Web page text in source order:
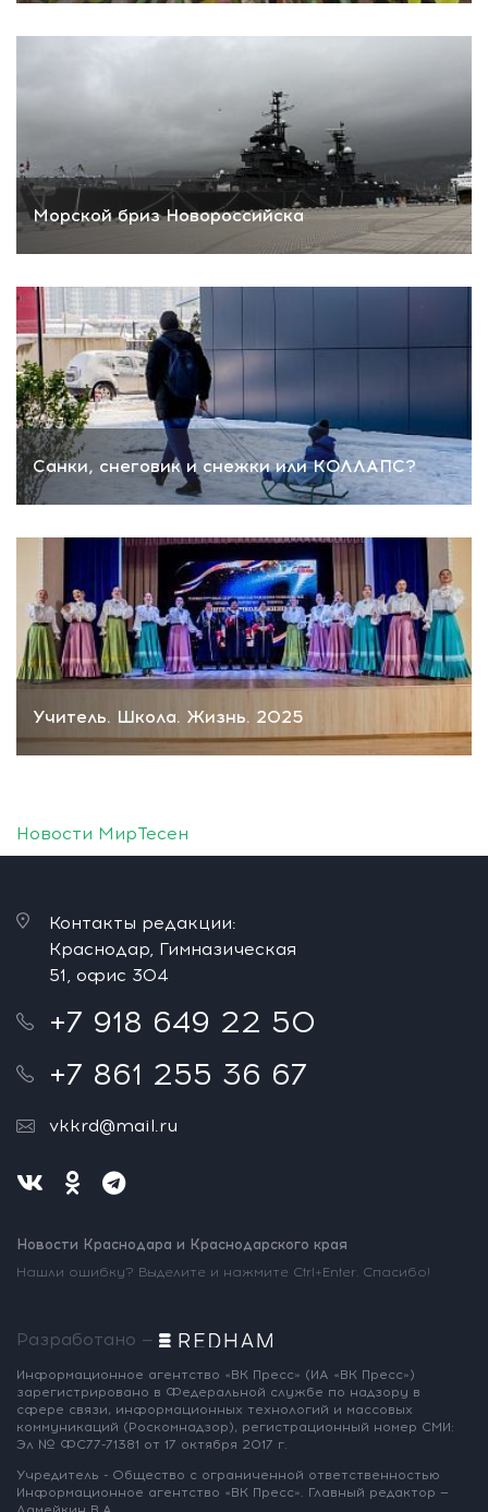
Морской бриз Новороссийска
Санки, снеговик и снежки или КОЛЛАПС?
Учитель. Школа. Жизнь. 2025
Новости МирТесен
Контакты редакции:
Краснодар, Гимназическая
51, офис 304
+7 918 649 22 50
+7 861 255 36 67
vkkrd@mail.ru
Новости Краснодара и Краснодарского края
Нашли ошибку? Выделите и нажмите Ctrl+Enter. Спасибо!
Разработано —
Информационное агентство «ВК Пресс» (ИА «ВК Пресс»)
зарегистрировано в Федеральной службе по надзору в
сфере связи, информационных технологий и массовых
коммуникаций (Роскомнадзор), регистрационный номер СМИ:
Эл № ФС77-71381 от 17 октября 2017 г.
Учредитель - Общество с ограниченной ответственностью
Информационное агентство «ВК Пресс». Главный редактор —